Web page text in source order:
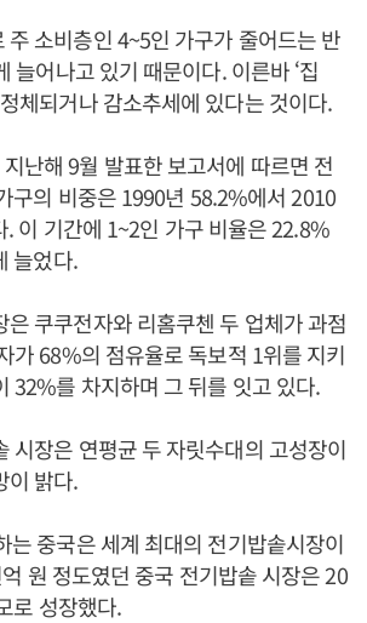
주 소비층인 4~5인 가구가 줄어드는 반
늘어나고 있기 때문이다. 이른바 ‘집
체되거나 감소추세에 있다는 것이다.
난해 9월 발표한 보고서에 따르면 전
구의 비중은 1990년 58.2%에서 2010
이 기간에 1~2인 가구 비율은 22.8%
늘었다.
은 쿠쿠전자와 리홈쿠첸 두 업체가 과점
가 68%의 점유율로 독보적 1위를 지키
32%를 차지하며 그 뒤를 잇고 있다.
시장은 연평균 두 자릿수대의 고성장이
이 밝다.
는 중국은 세계 최대의 전기밥솥시장이
원 정도였던 중국 전기밥솥 시장은 20
로 성장했다.